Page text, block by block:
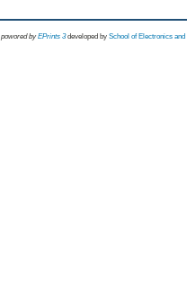
powored byEPrints 3 developed by School of Electronics